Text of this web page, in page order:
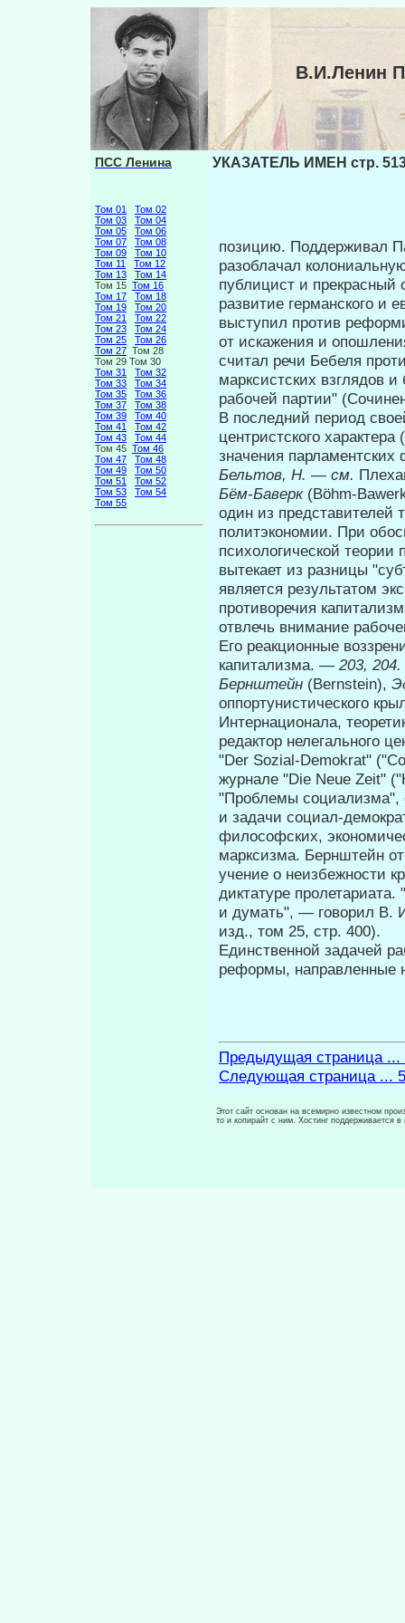
В.И.Ленин
ПСС Ленина
Том 01
Том 02
Том 03
Том 04
Том 05
Том 06
Том 07
Том 08
Том 09
Том 10
Том 11
Том 12
Том 13
Том 14
Том 15 Том 16
Том 17
Том 18
Том 19
Том 20
Том 21
Том 22
Том 23
Том 24
Том 25
Том 26
Том 27 Том 28
Том 29 Том 30
Том 31
Том 32
Том 33
Том 34
Том 35
Том 36
Том 37
Том 38
Том 39
Том 40
Том 41
Том 42
Том 43
Том 44
Том 45 Том 46
Том 47
Том 48
Том 49
Том 50
Том 51
Том 52
Том 53
Том 54
Том 55
УКАЗАТЕЛЬ ИМЕН стр.
позицию. Поддерживал
разоблачал
публицист и прекрасный
развитие германского и
выступил против
от искажения и
считал речи Бебеля
марксистских взглядов
рабочей партии"
В последний период
центристского
значения
Бельтов, Н. — см.
Бём-Баверк (Böhm-
один из представителей
политэкономии. При
психологической
вытекает из разницы
является результатом
противоречия
отвлечь внимание
Его реакционные
капитализма. — 203, 204.
Бернштейн (Bernstein),
оппортунистического
Интернационала,
редактор нелегального
"Der Sozial-Demokrat"
журнале "Die Neue Zeit"
"Проблемы социализма",
и задачи социал-
философских,
марксизма. Бернштейн
учение о неизбежности
дикта­туре
и думать", — говорил В.
изд., том 25, стр. 400).
Единственной задачей
реформы, направленные
Предыдущая страница ...
Следующая страница ...
Этот сайт основан на всемирно известном
то и копирайт с ним. Хостинг поддерживается